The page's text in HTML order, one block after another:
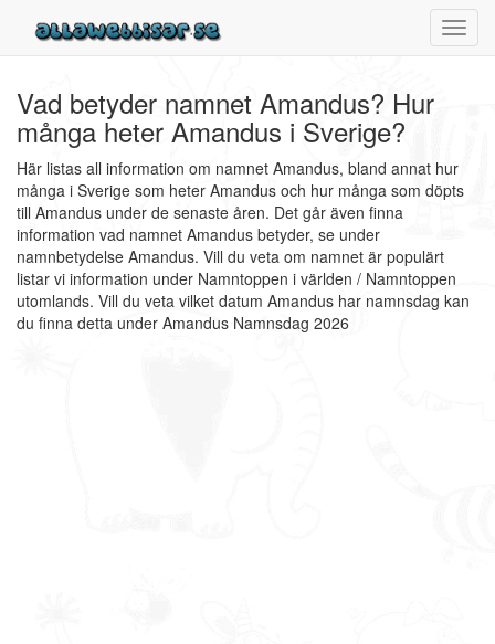
Vad betyder namnet Amandus? Hur
många heter Amandus i Sverige?
Här listas all information om namnet Amandus, bland annat hur
många i Sverige som heter Amandus och hur många som döpts
till Amandus under de senaste åren. Det går även finna
information vad namnet Amandus betyder, se under
namnbetydelse Amandus. Vill du veta om namnet är populärt
listar vi information under Namntoppen i världen / Namntoppen
utomlands. Vill du veta vilket datum Amandus har namnsdag kan
du finna detta under Amandus Namnsdag 2026